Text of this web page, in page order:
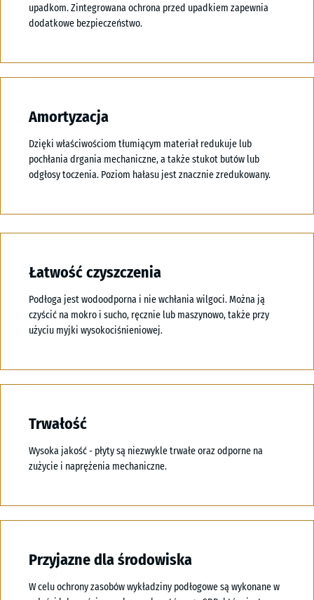
upadkom. Zintegrowana ochrona przed upadkiem zapewnia
dodatkowe bezpieczeństwo.
Amortyzacja
Dzięki właściwościom tłumiącym materiał redukuje lub
pochłania drgania mechaniczne, a także stukot butów lub
odgłosy toczenia. Poziom hałasu jest znacznie zredukowany.
Łatwość czyszczenia
Podłoga jest wodoodporna i nie wchłania wilgoci. Można ją
czyścić na mokro i sucho, ręcznie lub maszynowo, także przy
użyciu myjki wysokociśnieniowej.
Trwałość
Wysoka jakość - płyty są niezwykle trwałe oraz odporne na
zużycie i naprężenia mechaniczne.
Przyjazne dla środowiska
W celu ochrony zasobów wykładziny podłogowe są wykonane w